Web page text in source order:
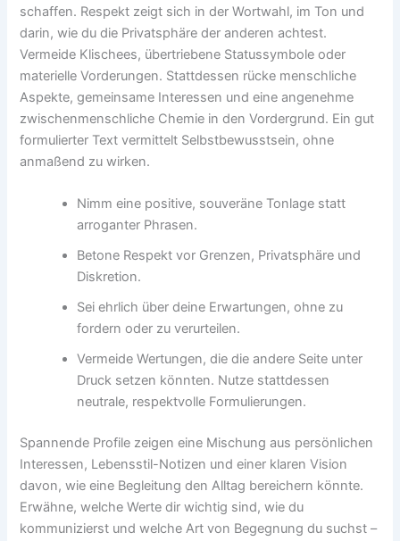
schaffen. Respekt zeigt sich in der Wortwahl, im Ton und
darin, wie du die Privatsphäre der anderen achtest.
Vermeide Klischees, übertriebene Statussymbole oder
materielle Vorderungen. Stattdessen rücke menschliche
Aspekte, gemeinsame Interessen und eine angenehme
zwischenmenschliche Chemie in den Vordergrund. Ein gut
formulierter Text vermittelt Selbstbewusstsein, ohne
anmaßend zu wirken.
Nimm eine positive, souveräne Tonlage statt
arroganter Phrasen.
Betone Respekt vor Grenzen, Privatsphäre und
Diskretion.
Sei ehrlich über deine Erwartungen, ohne zu
fordern oder zu verurteilen.
Vermeide Wertungen, die die andere Seite unter
Druck setzen könnten. Nutze stattdessen
neutrale, respektvolle Formulierungen.
Spannende Profile zeigen eine Mischung aus persönlichen
Interessen, Lebensstil-Notizen und einer klaren Vision
davon, wie eine Begleitung den Alltag bereichern könnte.
Erwähne, welche Werte dir wichtig sind, wie du
kommunizierst und welche Art von Begegnung du suchst –